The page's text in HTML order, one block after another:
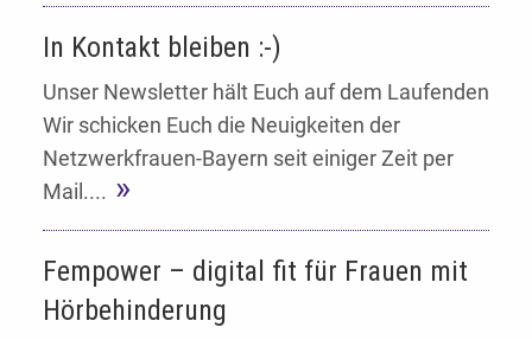
In Kontakt bleiben :-)
Unser Newsletter hält Euch auf dem Laufenden
Wir schicken Euch die Neuigkeiten der
Netzwerkfrauen-Bayern seit einiger Zeit per
Mail....
Fempower – digital fit für Frauen mit
Hörbehinderung